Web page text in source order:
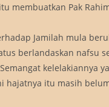
membuatkan Pak
Jamilah mula
berlandaskan nafsu
kelelakiannya
hajatnya itu masih